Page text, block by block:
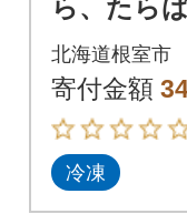
ら、たら
咲がに、
ーモン) F-
北海道根室市
寄付金額
冷凍